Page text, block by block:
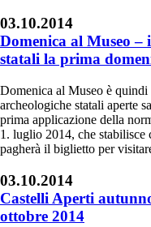
03.10.2014
Domenica al Museo –
statali la prima
Domenica al Museo è
archeologiche statali aperte
prima applicazione della
1. luglio 2014, che stabilisce
pagherà il biglietto per
03.10.2014
Castelli Aperti
ottobre 2014